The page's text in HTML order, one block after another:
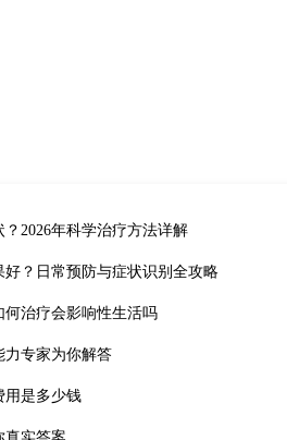
2026年科学治疗方法详解
？日常预防与症状识别全攻略
治疗会影响性生活吗
力专家为你解答
用是多少钱